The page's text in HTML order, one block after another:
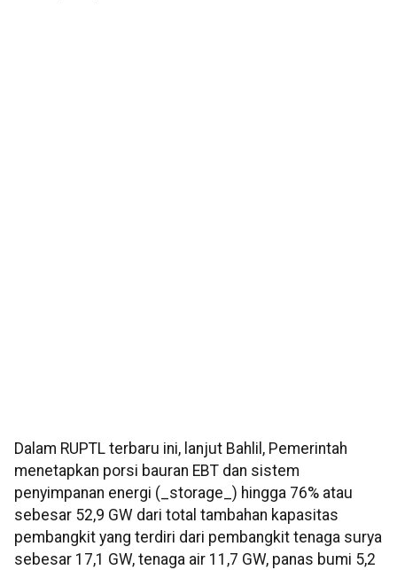
Dalam RUPTL terbaru ini, lanjut Bahlil, Pemerintah
menetapkan porsi bauran EBT dan sistem
penyimpanan energi (_storage_) hingga 76% atau
sebesar 52,9 GW dari total tambahan kapasitas
pembangkit yang terdiri dari pembangkit tenaga surya
sebesar 17,1 GW, tenaga air 11,7 GW, panas bumi 5,2